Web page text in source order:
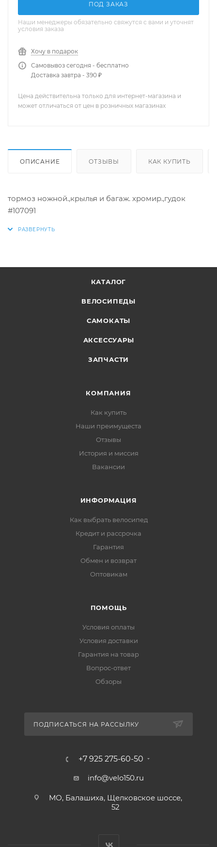
ПОД ЗАКАЗ
Наши менеджеры обязательно свяжутся с вами и уточнят
условия заказа
Хочу в подарок
Самовывоз сегодня - бесплатно
Доставка завтра - 390 ₽
Цена действительна только для интернет-магазина и
может отличаться от цен в розничных магазинах
ОПИСАНИЕ ОТЗЫВЫ КАК КУПИТЬ
тормоз ножной.,крылья и багаж. хромир.,гудок
#107091
КАТАЛОГ
ВЕЛОСИПЕДЫ
САМОКАТЫ
АКСЕССУАРЫ
ЗАПЧАСТИ
КОМПАНИЯ
Как купить
Наши преимущеста
Отзывы
История и миссия
Вакансии
ИНФОРМАЦИЯ
Как выбрать велосипед
Кредит и рассрочка
Гарантия
Обмен и возврат
Оптовикам
ПОМОЩЬ
Условия оплаты
Условия доставки
Гарантия на товар
Вопрос-ответ
Обзоры
ПОДПИСАТЬСЯ НА РАССЫЛКУ
+7 925 275-60-50
info@velo150.ru
МО, Балашиха, Щелковское шоссе,
52